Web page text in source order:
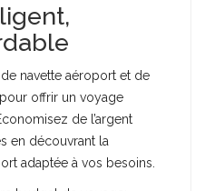
navette aéroport et de
offrir un voyage
de l’argent
en découvrant la
adaptée à vos besoins.